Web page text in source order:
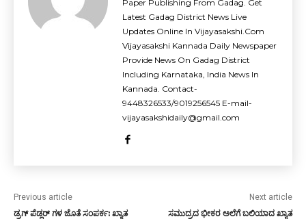
Paper Publishing From Gadag. Get
Latest Gadag District News Live
Updates Online In Vijayasakshi.Com
Vijayasakshi Kannada Daily Newspaper
Provide News On Gadag District
Including Karnataka, India News In
Kannada. Contact-
9448326533/9019256545 E-mail-
vijayasakshidaily@gmail.com
Previous article
ಡ್ರಗ್ ಪೆಡ್ಲರ್ ಗಳ ಜೊತೆ ಸಂಪರ್ಕ: ಖ್ಯಾತ
Next article
ಸಮುದ್ರದ ಭೀಕರ ಅಲೆಗೆ ಬಲಿಯಾದ ಖ್ಯಾತ